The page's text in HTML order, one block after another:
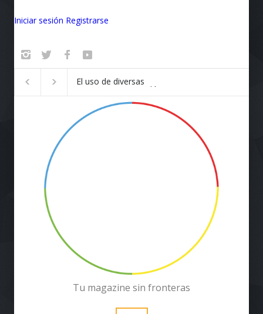
Iniciar sesión Registrarse
El FC Barcelona tiene un
nuevo patrocinador: Desde
Tu magazine sin fronteras